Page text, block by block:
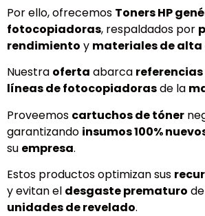
Por ello, ofrecemos Toners HP
fotocopiadoras, respaldados por
rendimiento y materiales de
Nuestra oferta abarca referencias
líneas de fotocopiadorasde la
Proveemos cartuchos de tóner
garantizando insumos 100%
su empresa.
Estos productos optimizan sus
y evitan el desgaste prematuro
unidades de revelado.